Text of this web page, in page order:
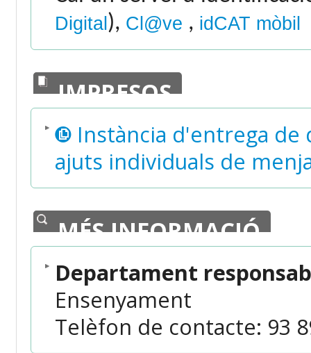
Digital), Cl@ve , idCAT mòbil
IMPRESOS
Instància d'entrega
ajuts individuals de
MÉS INFORMACIÓ
Departament
Ensenyament
Telèfon de contacte: 93